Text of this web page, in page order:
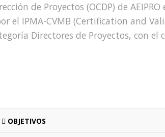
de Proyectos (OCDP) de
el IPMA-CVMB (Certification and
Directores de Proyectos, con el
OBJETIVOS